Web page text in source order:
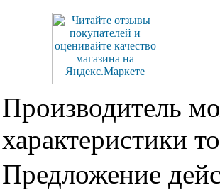
Производитель
характеристики
Предложение